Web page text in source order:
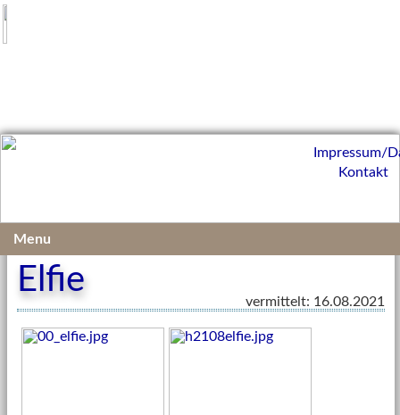
Vermittelte Kleintiere 2021
Elfie
vermittelt: 16.08.2021
Impressum/
Kontakt
Menu